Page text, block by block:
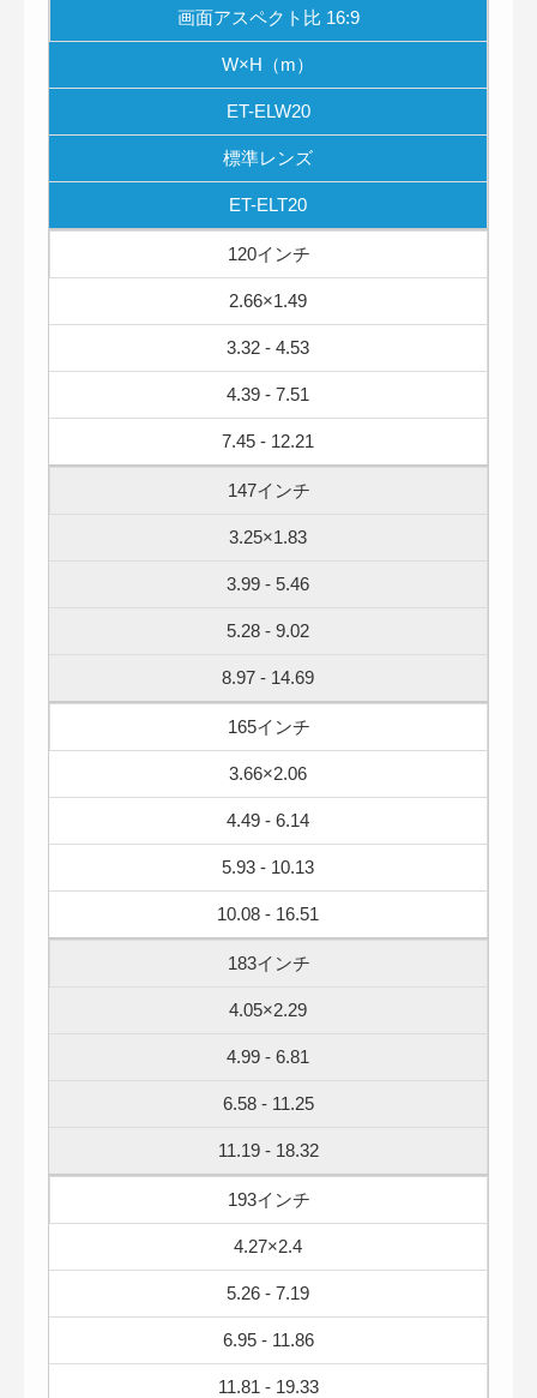
画面アスペクト比 16:9
W×H（m）
ET-ELW20
標準レンズ
ET-ELT20
120インチ
2.66×1.49
3.32 - 4.53
4.39 - 7.51
7.45 - 12.21
147インチ
3.25×1.83
3.99 - 5.46
5.28 - 9.02
8.97 - 14.69
165インチ
3.66×2.06
4.49 - 6.14
5.93 - 10.13
10.08 - 16.51
183インチ
4.05×2.29
4.99 - 6.81
6.58 - 11.25
11.19 - 18.32
193インチ
4.27×2.4
5.26 - 7.19
6.95 - 11.86
11.81 - 19.33